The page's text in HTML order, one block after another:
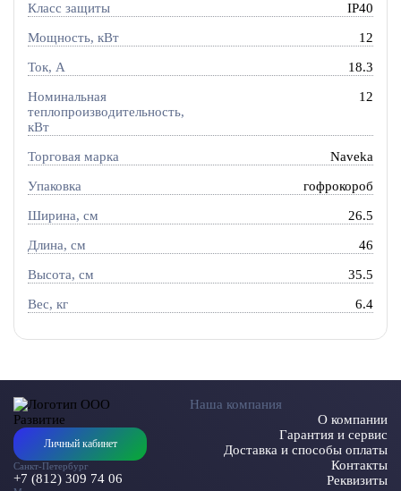
Класс защиты IP40
Мощность, кВт 12
Ток, A 18.3
Номинальная
теплопроизводительность,
кВт
12
Торговая марка Naveka
Упаковка гофрокороб
Ширина, см 26.5
Длина, см 46
Высота, см 35.5
Вес, кг 6.4
Личный кабинет
Санкт-Петербург
+7 (812) 309 74 06
Наша компания
О компании
Гарантия и сервис
Доставка и способы оплаты
Контакты
Реквизиты